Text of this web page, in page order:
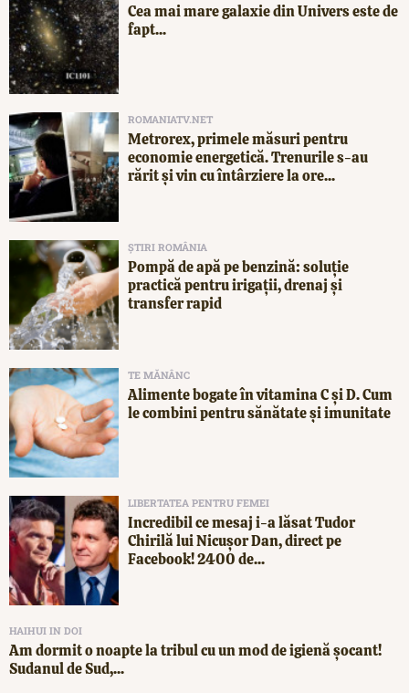
Cea mai mare galaxie din Univers este de
fapt...
ROMANIATV.NET
Metrorex, primele măsuri pentru
economie energetică. Trenurile s-au
rărit și vin cu întârziere la ore...
ȘTIRI ROMÂNIA
Pompă de apă pe benzină: soluție
practică pentru irigații, drenaj și
transfer rapid
TE MĂNÂNC
Alimente bogate în vitamina C și D. Cum
le combini pentru sănătate și imunitate
LIBERTATEA PENTRU FEMEI
Incredibil ce mesaj i-a lăsat Tudor
Chirilă lui Nicușor Dan, direct pe
Facebook! 2400 de...
HAIHUI IN DOI
Am dormit o noapte la tribul cu un mod de igienă șocant!
Sudanul de Sud,...